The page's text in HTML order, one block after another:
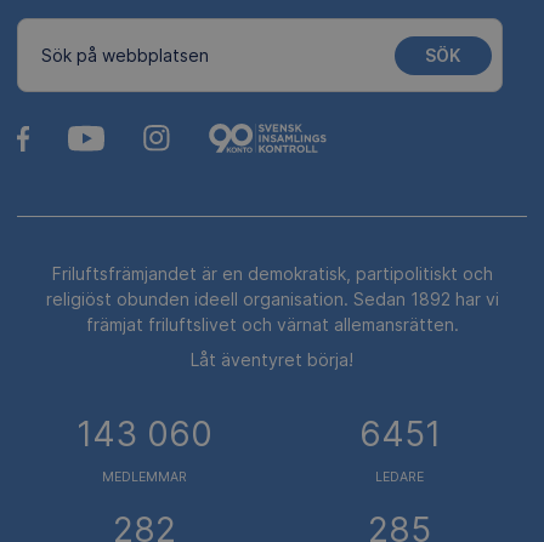
Sök på webbplatsen SÖK
Friluftsfrämjandet är en demokratisk, partipolitiskt och
religiöst obunden ideell organisation. Sedan 1892 har vi
främjat friluftslivet och värnat allemansrätten.
Låt äventyret börja!
143 060
MEDLEMMAR
6451
LEDARE
282 285